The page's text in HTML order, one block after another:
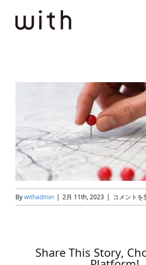
Bywithadmin | 2月 11th, 2023 |
は
コメントを
Share This Story,